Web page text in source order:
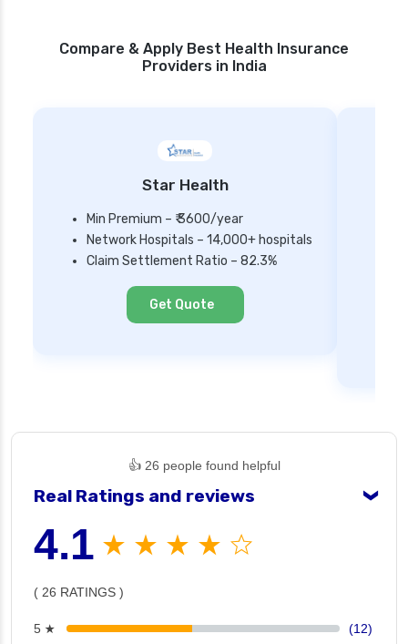
Compare & Apply Best Health Insurance
Providers in India
Star Health
Min Premium – ₹ 3600/year
Network Hospitals – 14,000+ hospitals
Claim Settlement Ratio – 82.3%
Get Quote
👍 26 people found helpful
Real Ratings and reviews ❯
4.1 ★ ★ ★ ★ ☆
( 26 RATINGS )
5 ★
(12)